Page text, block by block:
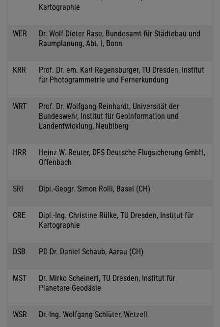
Kartographie
WER
Dr. Wolf-Dieter Rase, Bundesamt für Städtebau und
Raumplanung, Abt. I, Bonn
KRR
Prof. Dr. em. Karl Regensburger, TU Dresden, Institut
für Photogrammetrie und Fernerkundung
WRT
Prof. Dr. Wolfgang Reinhardt, Universität der
Bundeswehr, Institut für Geoinformation und
Landentwicklung, Neubiberg
HRR
Heinz W. Reuter, DFS Deutsche Flugsicherung GmbH,
Offenbach
SRI Dipl.-Geogr. Simon Rolli, Basel (CH)
CRE
Dipl.-Ing. Christine Rülke, TU Dresden, Institut für
Kartographie
DSB PD Dr. Daniel Schaub, Aarau (CH)
MST
Dr. Mirko Scheinert, TU Dresden, Institut für
Planetare Geodäsie
WSR Dr.-Ing. Wolfgang Schlüter, Wetzell